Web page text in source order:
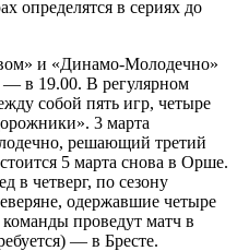
определятся в сериях до
и «Динамо-Молодечно»
— в 19.00. В регулярном
собой пять игр, четыре
3 марта
решающий третий
5 марта снова в Орше.
в четверг, по сезону
одержавшие четыре
проведут матч в
— в Бресте.